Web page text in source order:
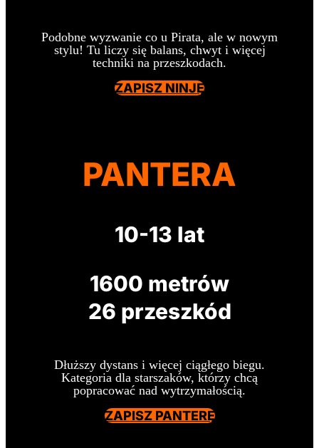
Podobne wyzwanie co u Pirata, ale w nowym
stylu! Tu liczy się balans, chwyt i więcej
techniki na przeszkodach.
ZAPISZ NINJĘ
PANTERA
10-13 lat
1600 metrów
26 przeszkód
Dłuższy dystans i więcej ciągłego biegu.
Kategoria dla starszaków, którzy chcą
popracować nad wytrzymałością.
ZAPISZ PANTERĘ